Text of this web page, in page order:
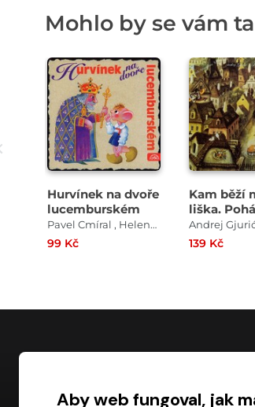
Mohlo by se vám
Hurvínek na dvoře
lucemburském
Pavel Cmíral , Helena Stachová
99 Kč
Přehrát
ukázku
Kam běží
liška.
vyprávění z
Strany
Andrej
139 Kč
Přehrát
ukázku
Aby web fungoval, jak